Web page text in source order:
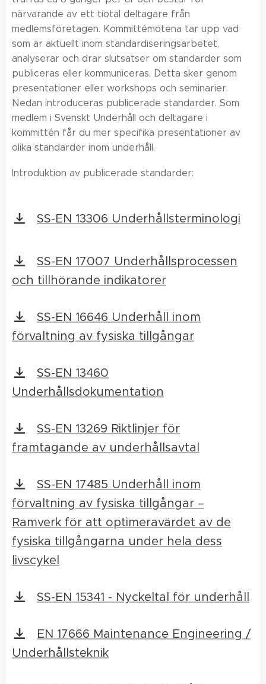
närvarande av ett tiotal deltagare från
medlemsföretagen. Kommittémötena tar upp vad
som är aktuellt inom standardiseringsarbetet,
analyserar och drar slutsatser om standarder som
publiceras eller kommuniceras. Detta sker genom
presentationer eller workshops och seminarier.
Nedan introduceras publicerade standarder. Som
medlem i Svenskt Underhåll och deltagare i
kommittén får du mer specifika presentationer av
olika standarder inom underhåll.
Introduktion av publicerade standarder:
SS-EN 13306 Underhållsterminologi
SS-EN 17007 Underhållsprocessen
och tillhörande indikatorer
SS-EN 16646 Underhåll inom
förvaltning av fysiska tillgångar
SS-EN 13460
Underhållsdokumentation
SS-EN 13269 Riktlinjer för
framtagande av underhållsavtal
SS-EN 17485 Underhåll inom
förvaltning av fysiska tillgångar –
Ramverk för att optimeravärdet av de
fysiska tillgångarna under hela dess
livscykel
SS-EN 15341 - Nyckeltal för underhåll
EN 17666 Maintenance Engineering /
Underhållsteknik